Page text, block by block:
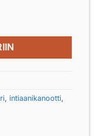
, intiaanikanootti,